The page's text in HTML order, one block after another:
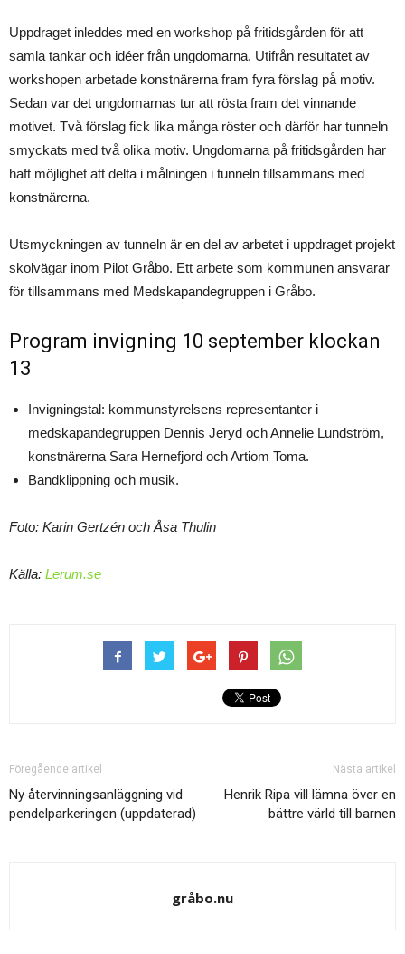
Uppdraget inleddes med en workshop på fritidsgården för att
samla tankar och idéer från ungdomarna. Utifrån resultatet av
workshopen arbetade konstnärerna fram fyra förslag på motiv.
Sedan var det ungdomarnas tur att rösta fram det vinnande
motivet. Två förslag fick lika många röster och därför har tunneln
smyckats med två olika motiv. Ungdomarna på fritidsgården har
haft möjlighet att delta i målningen i tunneln tillsammans med
konstnärerna.
Utsmyckningen av tunneln är en del av arbetet i uppdraget projekt
skolvägar inom Pilot Gråbo. Ett arbete som kommunen ansvarar
för tillsammans med Medskapandegruppen i Gråbo.
Program invigning 10 september klockan
13
Invigningstal: kommunstyrelsens representanter i
medskapandegruppen Dennis Jeryd och Annelie Lundström,
konstnärerna Sara Hernefjord och Artiom Toma.
Bandklippning och musik.
Foto: Karin Gertzén och Åsa Thulin
Källa: Lerum.se
Föregående artikel
Ny återvinningsanläggning vid
pendelparkeringen (uppdaterad)
Nästa artikel
Henrik Ripa vill lämna över en
bättre värld till barnen
gråbo.nu